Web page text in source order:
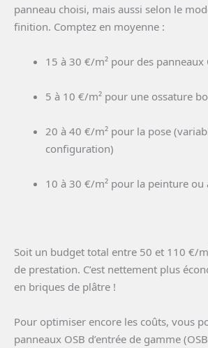
panneau choisi, mais aussi selon le
finition. Comptez en moyenne :
15 à 30 €/m² pour des panneaux
5 à 10 €/m² pour une ossature
20 à 40 €/m² pour la pose
configuration)
10 à 30 €/m² pour la peinture ou
Soit un budget total entre 50 et 110 €/
de prestation. C’est nettement plus
en briques de plâtre !
Pour optimiser encore les coûts, vous
panneaux OSB d’entrée de gamme